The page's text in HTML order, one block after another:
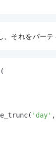
それをパーテ
'day'